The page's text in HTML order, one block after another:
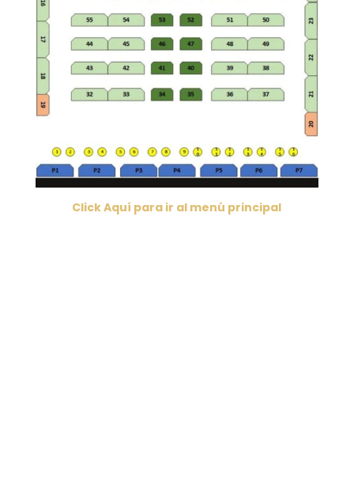
Click Aquí para ir al menú principal